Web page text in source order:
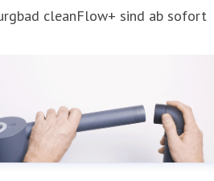
cleanFlow+ sind ab sofort